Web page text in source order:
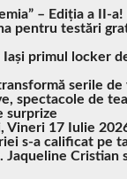
– Ediția a II-
pentru testări
Iași primul locker
serile
spectacole de
surprize
Vineri 17 Iulie
s-a calificat pe
Jaqueline Cristian